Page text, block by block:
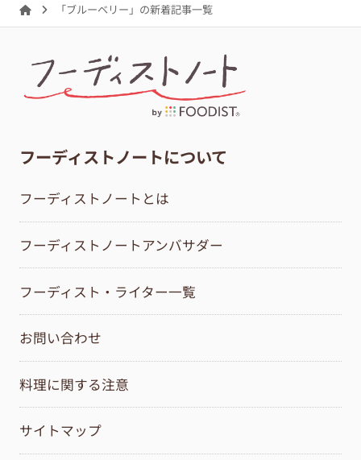
「ブルーベリー」の新着記事一覧
フーディストノートについて
フーディストノートとは
フーディストノートアンバサダー
フーディスト・ライター一覧
お問い合わせ
料理に関する注意
サイトマップ